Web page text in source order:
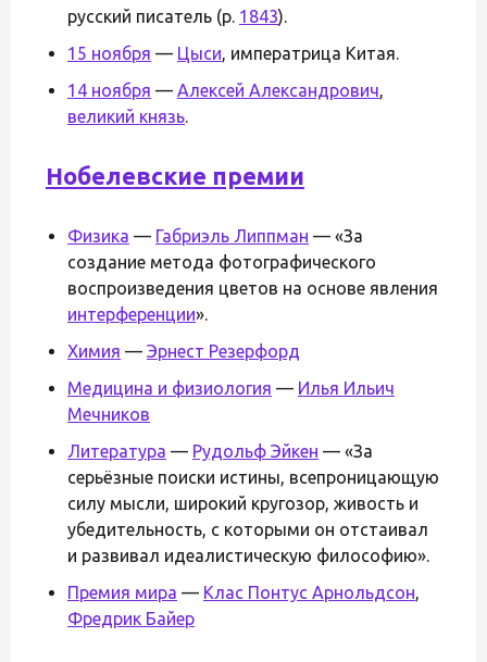
русский писатель (р. 1843).
15 ноября — Цыси, императрица Китая.
14 ноября — Алексей Александрович,
великий князь.
Нобелевские премии
Физика — Габриэль Липпман — «За
создание метода фотографического
воспроизведения цветов на основе явления
интерференции».
Химия — Эрнест Резерфорд
Медицина и физиология — Илья Ильич
Мечников
Литература — Рудольф Эйкен — «За
серьёзные поиски истины, всепроницающую
силу мысли, широкий кругозор, живость и
убедительность, с которыми он отстаивал
и развивал идеалистическую философию».
Премия мира — Клас Понтус Арнольдсон,
Фредрик Байер